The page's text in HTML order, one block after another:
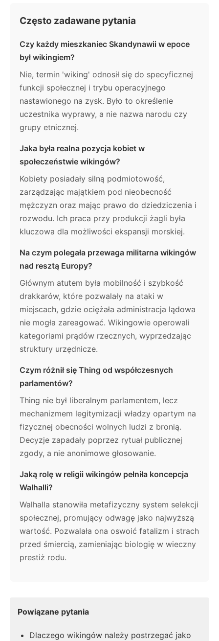
Często zadawane pytania
Czy każdy mieszkaniec Skandynawii w epoce
był wikingiem?
Nie, termin 'wiking' odnosił się do specyficznej
funkcji społecznej i trybu operacyjnego
nastawionego na zysk. Było to określenie
uczestnika wyprawy, a nie nazwa narodu czy
grupy etnicznej.
Jaka była realna pozycja kobiet w
społeczeństwie wikingów?
Kobiety posiadały silną podmiotowość,
zarządzając majątkiem pod nieobecność
mężczyzn oraz mając prawo do dziedziczenia i
rozwodu. Ich praca przy produkcji żagli była
kluczowa dla możliwości ekspansji morskiej.
Na czym polegała przewaga militarna wikingów
nad resztą Europy?
Głównym atutem była mobilność i szybkość
drakkarów, które pozwalały na ataki w
miejscach, gdzie ociężała administracja lądowa
nie mogła zareagować. Wikingowie operowali
kategoriami prądów rzecznych, wyprzedzając
struktury urzędnicze.
Czym różnił się Thing od współczesnych
parlamentów?
Thing nie był liberalnym parlamentem, lecz
mechanizmem legitymizacji władzy opartym na
fizycznej obecności wolnych ludzi z bronią.
Decyzje zapadały poprzez rytuał publicznej
zgody, a nie anonimowe głosowanie.
Jaką rolę w religii wikingów pełniła koncepcja
Walhalli?
Walhalla stanowiła metafizyczny system selekcji
społecznej, promujący odwagę jako najwyższą
wartość. Pozwalała ona oswoić fatalizm i strach
przed śmiercią, zamieniając biologię w wieczny
prestiż rodu.
Powiązane pytania
Dlaczego wikingów należy postrzegać jako